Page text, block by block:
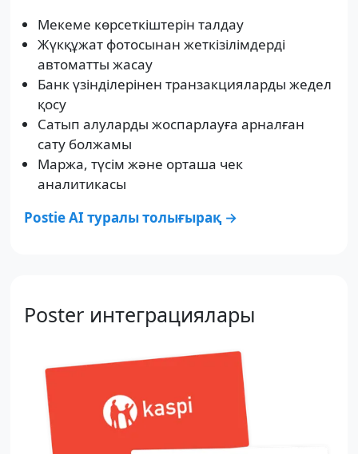
Мекеме көрсеткіштерін талдау
Жүкқұжат фотосынан жеткізілімдерді
автоматты жасау
Банк үзінділерінен транзакцияларды жедел
қосу
Сатып алуларды жоспарлауға арналған
сату болжамы
Маржа, түсім және орташа чек
аналитикасы
Postie AI туралы толығырақ →
Poster интеграциялары